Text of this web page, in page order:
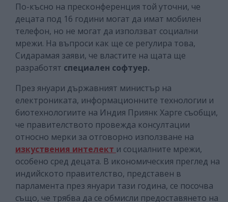
По-късно на пресконференция той уточни, че
децата под 16 години могат да имат мобилен
телефон, но не могат да използват социални
мрежи. На въпроси как ще се регулира това,
Сидарамая заяви, че властите на щата ще
разработят специален софтуер.
През януари държавният министър на
електрониката, информационните технологии и
биотехнологиите на Индия Приянк Харге съобщи,
че правителството провежда консултации
относно мерки за отговорно използване на
изкуствения интелект и социалните мрежи,
особено сред децата. В икономическия преглед на
индийското правителство, представен в
парламента през януари тази година, се посочва
също, че трябва да се обмисли предоставянето на